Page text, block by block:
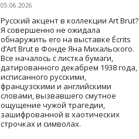
05.06.2026
Русский акцент в коллекции Art Brut?
Я совершенно не ожидала
обнаружить его на выставке Écrits
d’Art Brut в Фонде Яна Михальского.
Все началось с листка бумаги,
датированного декабрем 1938 года,
исписанного русскими,
французскими и английскими
словами, вызвавшего смутное
ощущение чужой трагедии,
зашифрованной в хаотических
строчках и символах.